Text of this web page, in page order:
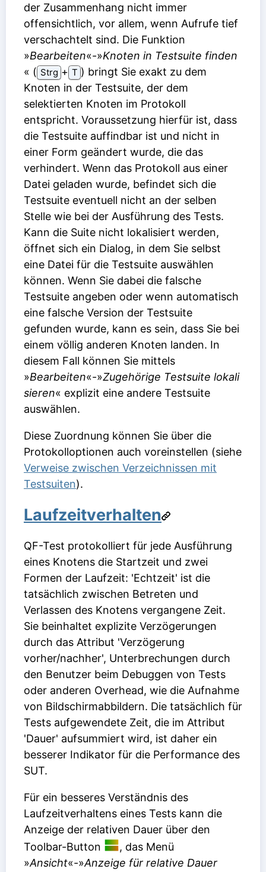
der Zusammenhang nicht immer
offensichtlich, vor allem, wenn Aufrufe tief
verschachtelt sind. Die Funktion
»Bearbeiten«-»Knoten in Testsuite finden
« ( Strg ⁠+⁠ T ) bringt Sie exakt zu dem
Knoten in der Testsuite, der dem
selektierten Knoten im Protokoll
entspricht. Voraussetzung hierfür ist, dass
die Testsuite auffindbar ist und nicht in
einer Form geändert wurde, die das
verhindert. Wenn das Protokoll aus einer
Datei geladen wurde, befindet sich die
Testsuite eventuell nicht an der selben
Stelle wie bei der Ausführung des Tests.
Kann die Suite nicht lokalisiert werden,
öffnet sich ein Dialog, in dem Sie selbst
eine Datei für die Testsuite auswählen
können. Wenn Sie dabei die falsche
Testsuite angeben oder wenn automatisch
eine falsche Version der Testsuite
gefunden wurde, kann es sein, dass Sie bei
einem völlig anderen Knoten landen. In
diesem Fall können Sie mittels
»Bearbeiten«-»Zugehörige Testsuite lokali
sieren« explizit eine andere Testsuite
auswählen.
Diese Zuordnung können Sie über die
Protokolloptionen auch voreinstellen (siehe
Verweise zwischen Verzeichnissen mit
Testsuiten).
Laufzeitverhalten
QF-Test protokolliert für jede Ausführung
eines Knotens die Startzeit und zwei
Formen der Laufzeit: 'Echtzeit' ist die
tatsächlich zwischen Betreten und
Verlassen des Knotens vergangene Zeit.
Sie beinhaltet explizite Verzögerungen
durch das Attribut 'Verzögerung
vorher/nachher', Unterbrechungen durch
den Benutzer beim Debuggen von Tests
oder anderen Overhead, wie die Aufnahme
von Bildschirmabbildern. Die tatsächlich für
Tests aufgewendete Zeit, die im Attribut
'Dauer' aufsummiert wird, ist daher ein
besserer Indikator für die Performance des
SUT.
Für ein besseres Verständnis des
Laufzeitverhaltens eines Tests kann die
Anzeige der relativen Dauer über den
Toolbar-Button
, das Menü
»Ansicht«-»Anzeige für relative Dauer